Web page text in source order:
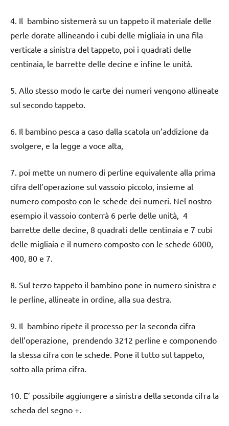
4. Il bambino sistemerà su un tappeto il materiale delle
perle dorate allineando i cubi delle migliaia in una fila
verticale a sinistra del tappeto, poi i quadrati delle
centinaia, le barrette delle decine e infine le unità.
5. Allo stesso modo le carte dei numeri vengono allineate
sul secondo tappeto.
6. Il bambino pesca a caso dalla scatola un’addizione da
svolgere, e la legge a voce alta,
7. poi mette un numero di perline equivalente alla prima
cifra dell’operazione sul vassoio piccolo, insieme al
numero composto con le schede dei numeri. Nel nostro
esempio il vassoio conterrà 6 perle delle unità, 4
barrette delle decine, 8 quadrati delle centinaia e 7 cubi
delle migliaia e il numero composto con le schede 6000,
400, 80 e 7.
8. Sul terzo tappeto il bambino pone in numero sinistra e
le perline, allineate in ordine, alla sua destra.
9. Il bambino ripete il processo per la seconda cifra
dell’operazione, prendendo 3212 perline e componendo
la stessa cifra con le schede. Pone il tutto sul tappeto,
sotto alla prima cifra.
10. E’ possibile aggiungere a sinistra della seconda cifra la
scheda del segno +.